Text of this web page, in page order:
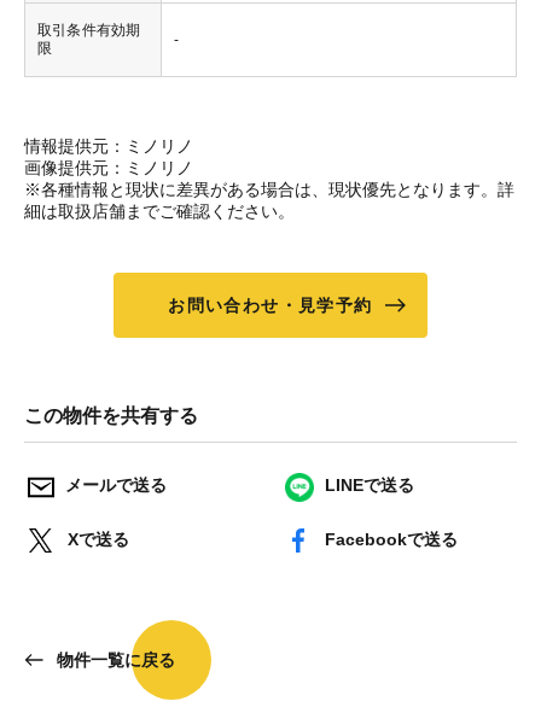
取引条件有効期
限
-
情報提供元：ミノリノ
画像提供元：ミノリノ
※各種情報と現状に差異がある場合は、現状優先となります。詳
細は取扱店舗までご確認ください。
お問い合わせ・見学予約
この物件を共有する
メールで送る LINEで送る
Xで送る Facebookで送る
物件一覧に戻る